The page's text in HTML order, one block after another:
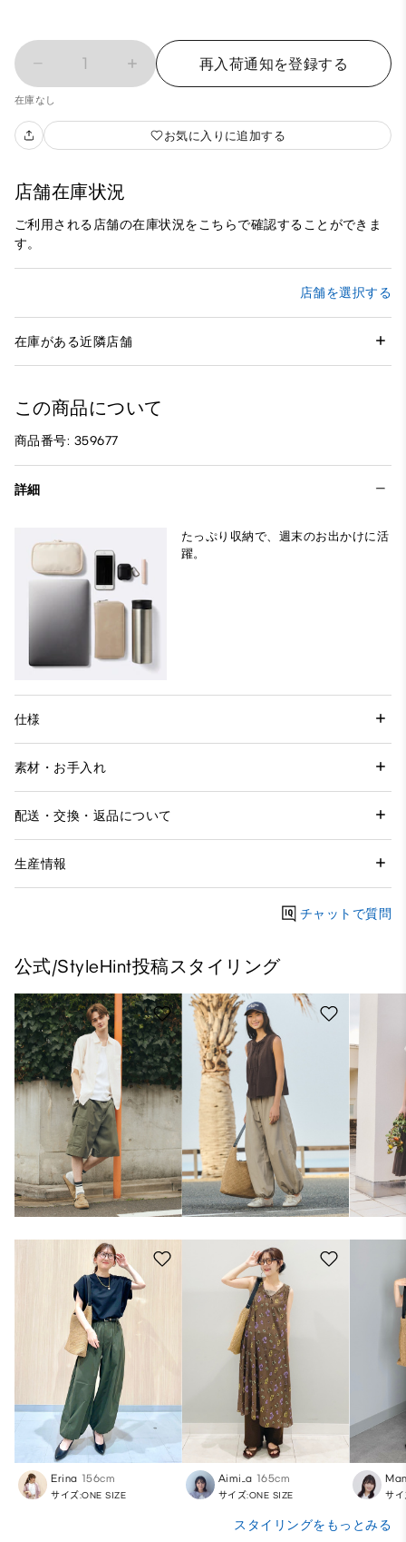
1 再入荷通知を登録する
在庫なし
お気に入りに追加する
店舗在庫状況
ご利用される店舗の在庫状況をこちらで確認することができま
す。
店舗を選択する
在庫がある近隣店舗
この商品について
商品番号: 359677
詳細
たっぷり収納で、週末のお出かけに活
躍。
仕様
素材・お手入れ
配送・交換・返品について
生産情報
チャットで質問
公式/StyleHint投稿スタイリング
Erina 156cm
サイズ:ONE SIZE
Aimi_a 165cm
サイズ:ONE SIZE サ
スタイリングをもっとみる